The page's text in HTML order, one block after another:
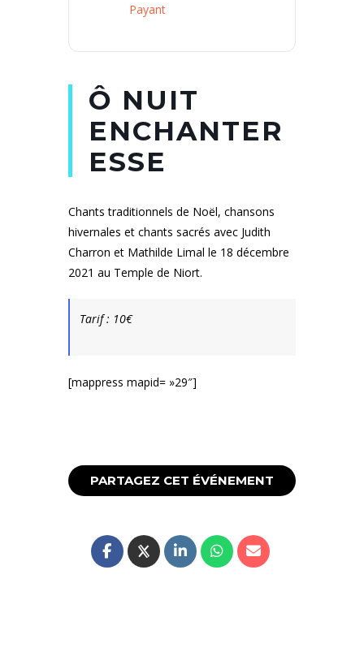
Payant
Ô NUIT
ENCHANTER
ESSE
Chants traditionnels de Noël, chansons
hivernales et chants sacrés avec Judith
Charron et Mathilde Limal le 18 décembre
2021 au Temple de Niort.
Tarif : 10€
[mappress mapid= »29″]
PARTAGEZ CET ÉVÉNEMENT